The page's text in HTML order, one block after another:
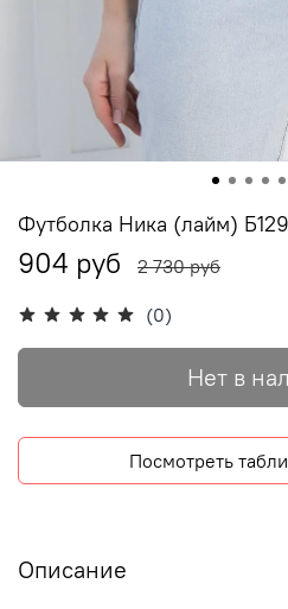
(0)
Футболка Ника (лайм)
904 руб 2 730 руб
Нет в
Посмотреть
Описание